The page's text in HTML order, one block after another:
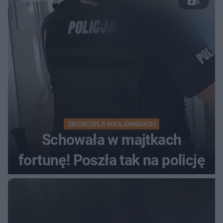
wyprzedzania zginął
kierowca auta
SKOŃCZYŁA W KAJDANKACH
Schowała w majtkach
fortunę! Poszła tak na policję